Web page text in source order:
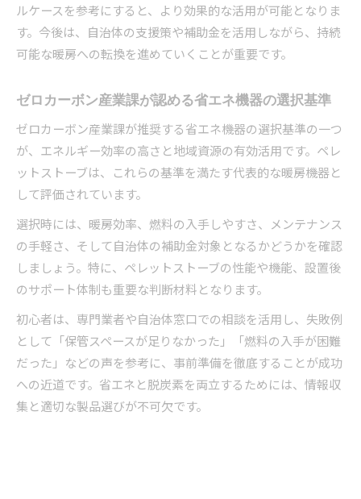
ルケースを参考にすると、より効果的な活用が可能となりま
す。今後は、自治体の支援策や補助金を活用しながら、持続
可能な暖房への転換を進めていくことが重要です。
ゼロカーボン産業課が認める省エネ機器の選択基準
ゼロカーボン産業課が推奨する省エネ機器の選択基準の一つ
が、エネルギー効率の高さと地域資源の有効活用です。ペレ
ットストーブは、これらの基準を満たす代表的な暖房機器と
して評価されています。
選択時には、暖房効率、燃料の入手しやすさ、メンテナンス
の手軽さ、そして自治体の補助金対象となるかどうかを確認
しましょう。特に、ペレットストーブの性能や機能、設置後
のサポート体制も重要な判断材料となります。
初心者は、専門業者や自治体窓口での相談を活用し、失敗例
として「保管スペースが足りなかった」「燃料の入手が困難
だった」などの声を参考に、事前準備を徹底することが成功
への近道です。省エネと脱炭素を両立するためには、情報収
集と適切な製品選びが不可欠です。